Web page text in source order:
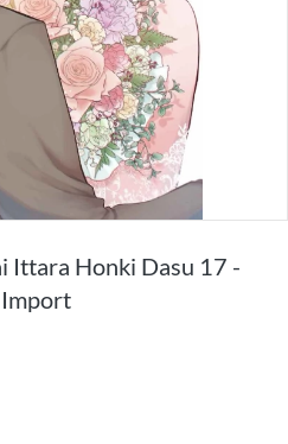
Ittara Honki Dasu 17 -
Import